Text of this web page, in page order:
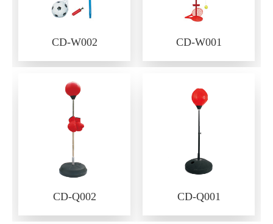
CD-W002 CD-W001
CD-Q002 CD-Q001